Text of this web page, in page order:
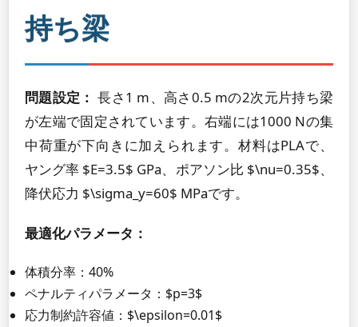
持ち梁
問題設定： 長さ1 m、高さ0.5 mの2次元片持ち梁
が左端で固定されています。右端には1000 Nの集
中荷重が下向きに加えられます。材料はPLAで、
ヤング率 $E=3.5$ GPa、ポアソン比 $\nu=0.35$、
降伏応力 $\sigma_y=60$ MPaです。
最適化パラメータ：
体積分率：40%
ペナルティパラメータ：$p=3$
応力制約許容値：$\epsilon=0.01$